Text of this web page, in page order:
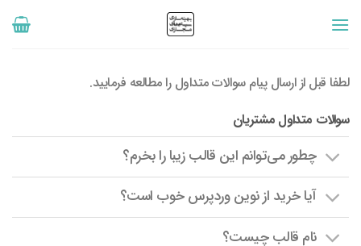
لطفا قبل از ارسال پیام سوالات متداول را مطالعه فرمایید.
سوالات متداول مشتریان
چطور می‌توانم این قالب زیبا را بخرم؟
آیا خرید از نوین وردپرس خوب است؟
نام قالب چیست؟